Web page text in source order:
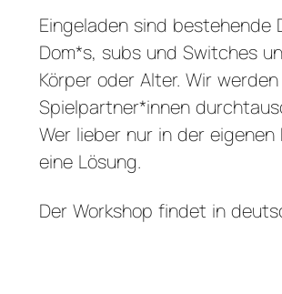
Eingeladen sind bestehende
Dom*s, subs und Switches
Körper oder Alter. Wir
Spielpartner*innen
Wer lieber nur in der
eine Lösung.
Der Workshop findet in